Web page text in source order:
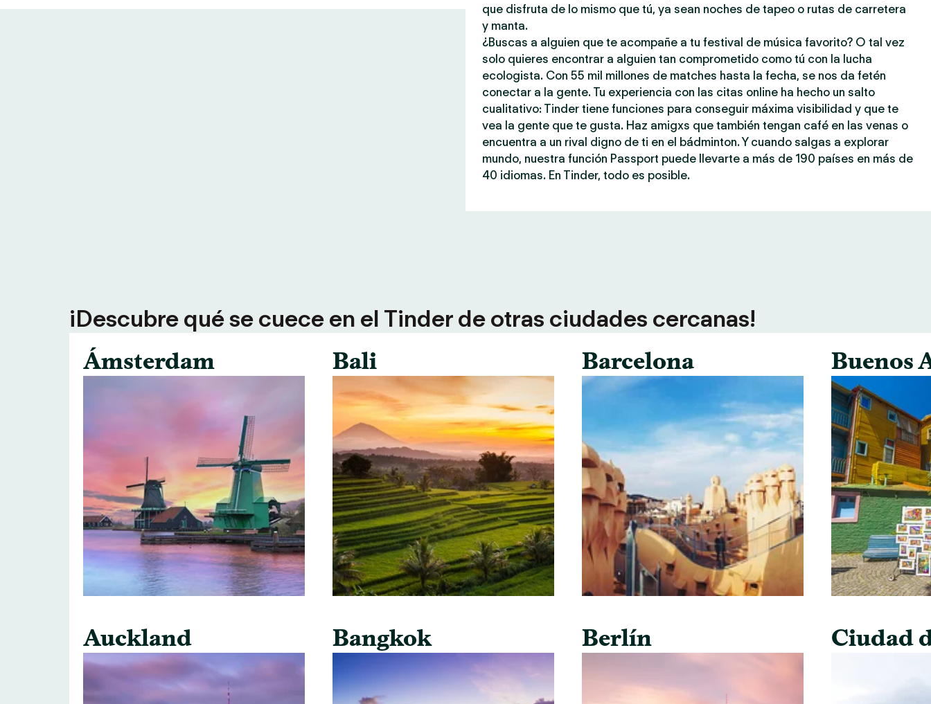
que disfruta de lo mismo que tú, ya sean noches de tapeo o rutas de carretera
y manta.
¿Buscas a alguien que te acompañe a tu festival de música favorito? O tal vez
solo quieres encontrar a alguien tan comprometido como tú con la lucha
ecologista. Con 55 mil millones de matches hasta la fecha, se nos da fetén
conectar a la gente. Tu experiencia con las citas online ha hecho un salto
cualitativo: Tinder tiene funciones para conseguir máxima visibilidad y que te
vea la gente que te gusta. Haz amigxs que también tengan café en las venas o
encuentra a un rival digno de ti en el bádminton. Y cuando salgas a explorar
mundo, nuestra función Passport puede llevarte a más de 190 países en más de
40 idiomas. En Tinder, todo es posible.
¡Descubre qué se cuece en el Tinder de otras ciudades cercanas!
Ámsterdam
Auckland
Bali
Bangkok
Barcelona
Berlín
Buenos
Ciudad